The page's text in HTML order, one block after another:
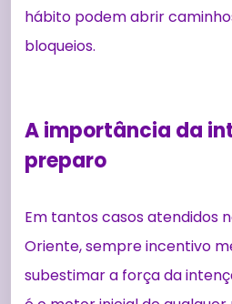
hábito podem abrir
bloqueios.
A importância da
preparo
Em tantos casos atendidos
Oriente, sempre incentivo
subestimar a força da